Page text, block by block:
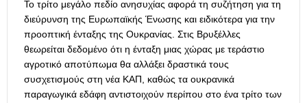
Το τρίτο μεγάλο πεδίο ανησυχίας αφορά τη συζήτηση για τη
διεύρυνση της Ευρωπαϊκής Ένωσης και ειδικότερα για την
προοπτική ένταξης της Ουκρανίας. Στις Βρυξέλλες
θεωρείται δεδομένο ότι η ένταξη μιας χώρας με τεράστιο
αγροτικό αποτύπωμα θα αλλάξει δραστικά τους
συσχετισμούς στη νέα ΚΑΠ, καθώς τα ουκρανικά
παραγωγικά εδάφη αντιστοιχούν περίπου στο ένα τρίτο των